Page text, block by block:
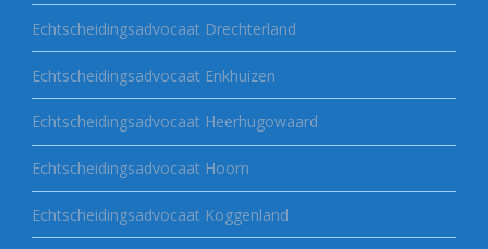
Echtscheidingsadvocaat Drechterland
Echtscheidingsadvocaat Enkhuizen
Echtscheidingsadvocaat Heerhugowaard
Echtscheidingsadvocaat Hoorn
Echtscheidingsadvocaat Koggenland